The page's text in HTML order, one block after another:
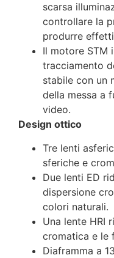
scarsa
controllare la
produrre
Il motore STM
tracciamento
stabile con un
della messa a
video.
Design ottico
Tre lenti
sferiche e
Due lenti ED
dispersione
colori naturali.
Una lente HRI
cromatica e le
Diaframma a